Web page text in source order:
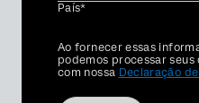
País*
Privacy
Optin
Ao fornecer essas
podemos processar
com nossa Declaração